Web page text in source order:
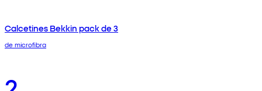
Calcetines Bekkin pack de 3
de microfibra